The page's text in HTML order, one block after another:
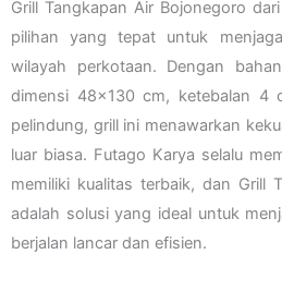
Grill Tangkapan Air Bojonegoro
pilihan yang tepat untuk
wilayah perkotaan. Dengan
dimensi 48×130 cm, ketebalan 4
pelindung, grill ini menawarkan
luar biasa. Futago Karya selalu
memiliki kualitas terbaik, dan Grill
adalah solusi yang ideal untuk
berjalan lancar dan efisien.